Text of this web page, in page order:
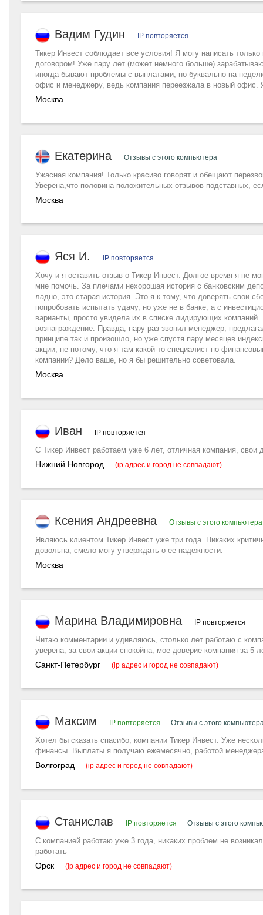
Вадим Гудин IP повторяется
Тикер Инвест соблюдает все условия! Я могу написать
договором! Уже пару лет (может немного больше)
иногда бывают проблемы с выплатами, но буквально на
офис и менеджеру, ведь компания переезжала в новый офис.
Москва
Екатерина Отзывы с этого компьютера
Ужасная компания! Только красиво говорят и обещают
Уверена,что половина положительных отзывов подставных,
Москва
Яся И. IP повторяется
Хочу и я оставить отзыв о Тикер Инвест. Долгое время я не
мне помочь. За плечами нехорошая история с банковским
ладно, это старая история. Это я к тому, что доверять свои
попробовать испытать удачу, но уже не в банке, а с
варианты, просто увидела их в списке лидирующих
вознаграждение. Правда, пару раз звонил менеджер,
принципе так и произошло, но уже спустя пару месяцев
акции, не потому, что я там какой-то специалист по
компании? Дело ваше, но я бы решительно советовала.
Москва
Иван IP повторяется
С Тикер Инвест работаем уже 6 лет, отличная компания,
Нижний Новгород (ip адрес и город не совпадают)
Ксения Андреевна Отзывы с этого компьютера
Являюсь клиентом Тикер Инвест уже три года. Никаких
довольна, смело могу утверждать о ее надежности.
Москва
Марина Владимировна IP повторяется
Читаю комментарии и удивляюсь, столько лет работаю с
уверена, за свои акции спокойна, мое доверие компания за 5
Санкт-Петербург (ip адрес и город не совпадают)
Максим IP повторяется Отзывы с этого
Хотел бы сказать спасибо, компании Тикер Инвест. Уже
финансы. Выплаты я получаю ежемесячно, работой
Волгоград (ip адрес и город не совпадают)
Станислав IP повторяется Отзывы с этого
С компанией работаю уже 3 года, никаких проблем не
работать
Орск (ip адрес и город не совпадают)